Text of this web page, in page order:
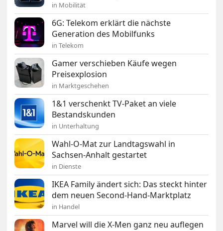
in Mobilität
6G: Telekom erklärt die nächste
Generation des Mobilfunks
in Telekom
Gamer verschieben Käufe wegen
Preisexplosion
in Marktgeschehen
1&1 verschenkt TV-Paket an viele
Bestandskunden
in Unterhaltung
Wahl-O-Mat zur Landtagswahl in
Sachsen-Anhalt gestartet
in Dienste
IKEA Family ändert sich: Das steckt hinter
dem neuen Second-Hand-Marktplatz
in Handel
Marvel will die X-Men ganz neu auflegen